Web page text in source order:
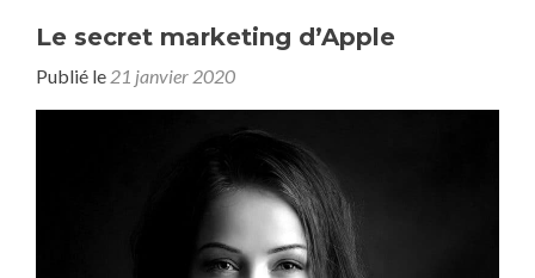
Le secret marketing d’Apple
Publié le 21 janvier 2020